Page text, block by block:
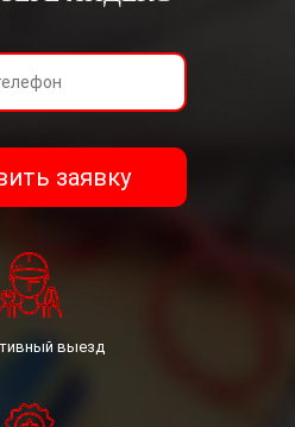
заявку
выезд
и полное
их персональных данных
следующие действия:
изменение),
информация, им
информации
законодательство
законные права и
Гражданина в отношении
персональных данных» (№